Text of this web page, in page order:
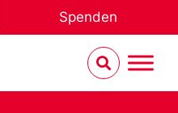
Spenden